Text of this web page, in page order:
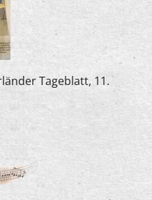
Tageblatt, 11.
im DRK-
mit Joachim